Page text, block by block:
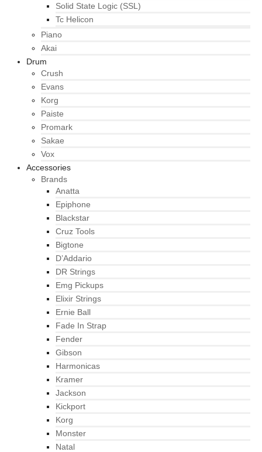
Solid State Logic (SSL)
Tc Helicon
Piano
Akai
Drum
Crush
Evans
Korg
Paiste
Promark
Sakae
Vox
Accessories
Brands
Anatta
Epiphone
Blackstar
Cruz Tools
Bigtone
D’Addario
DR Strings
Emg Pickups
Elixir Strings
Ernie Ball
Fade In Strap
Fender
Gibson
Harmonicas
Kramer
Jackson
Kickport
Korg
Monster
Natal